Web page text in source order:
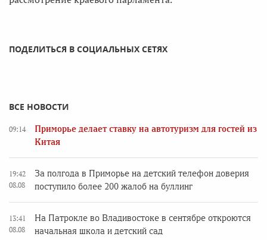
ПОДЕЛИТЬСЯ В СОЦИАЛЬНЫХ СЕТЯХ
ВСЕ НОВОСТИ
09:14
Приморье делает ставку на автотуризм для гостей из
Китая
19:42
08.08
За полгода в Приморье на детский телефон доверия
поступило более 200 жалоб на буллинг
13:41
08.08
На Патрокле во Владивостоке в сентябре откроются
начальная школа и детский сад